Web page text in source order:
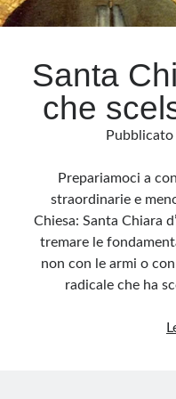
Archivio
Archivi
Questo blog non rappresenta una
senza alcuna periodicità. Non può
sensi della legge n· 62 del
pubblicato dai lettori nei commenti
privacy. Alcune immagini inserite
considerate di pubblico dominio.
Santa
che
Pubblicato
Prepariamoci a
straordinarie e
Chiesa: Santa Chiara
tremare le
non con le armi o
radicale che ha